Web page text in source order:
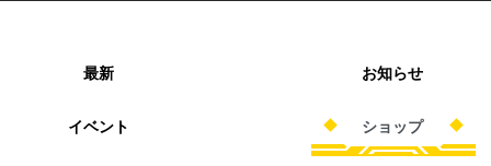
最新 お知らせ
イベント ショップ